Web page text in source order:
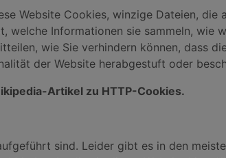
Website Cookies, winzige Dateien, die
welche Informationen sie sammeln, wie
wie Sie verhindern können, dass
der Website herabgestuft oder
Artikel zu HTTP-Cookies.
sind. Leider gibt es in den